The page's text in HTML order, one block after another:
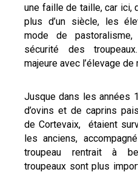
une faille de taille, car ici,
plus d’un siècle, les
mode de
sécurité des
majeure avec l’élevage de
Jusque dans les années
d’ovins et de caprins
de Cortevaix, étaient
les anciens,
troupeau rentrait à
troupeaux sont plus